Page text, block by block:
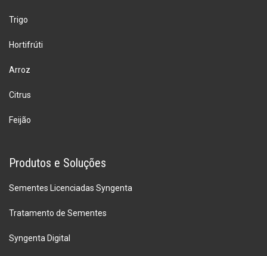
Trigo
Hortifrúti
Arroz
Citrus
Feijão
Produtos e Soluções
Sementes Licenciadas Syngenta
Tratamento de Sementes
Syngenta Digital